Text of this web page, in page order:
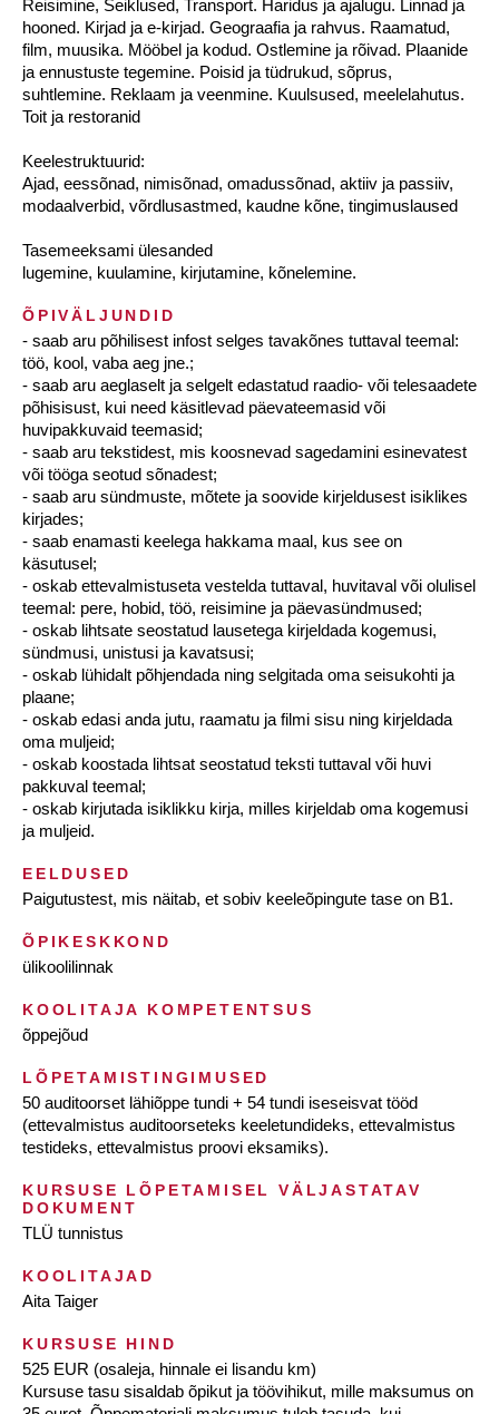
Reisimine, Seiklused, Transport. Haridus ja ajalugu. Linnad ja
hooned. Kirjad ja e-kirjad. Geograafia ja rahvus. Raamatud,
film, muusika. Mööbel ja kodud. Ostlemine ja rõivad. Plaanide
ja ennustuste tegemine. Poisid ja tüdrukud, sõprus,
suhtlemine. Reklaam ja veenmine. Kuulsused, meelelahutus.
Toit ja restoranid
Keelestruktuurid:
Ajad, eessõnad, nimisõnad, omadussõnad, aktiiv ja passiiv,
modaalverbid, võrdlusastmed, kaudne kõne, tingimuslaused
Tasemeeksami ülesanded
lugemine, kuulamine, kirjutamine, kõnelemine.
ÕPIVÄLJUNDID
- saab aru põhilisest infost selges tavakõnes tuttaval teemal:
töö, kool, vaba aeg jne.;
- saab aru aeglaselt ja selgelt edastatud raadio- või telesaadete
põhisisust, kui need käsitlevad päevateemasid või
huvipakkuvaid teemasid;
- saab aru tekstidest, mis koosnevad sagedamini esinevatest
või tööga seotud sõnadest;
- saab aru sündmuste, mõtete ja soovide kirjeldusest isiklikes
kirjades;
- saab enamasti keelega hakkama maal, kus see on
käsutusel;
- oskab ettevalmistuseta vestelda tuttaval, huvitaval või olulisel
teemal: pere, hobid, töö, reisimine ja päevasündmused;
- oskab lihtsate seostatud lausetega kirjeldada kogemusi,
sündmusi, unistusi ja kavatsusi;
- oskab lühidalt põhjendada ning selgitada oma seisukohti ja
plaane;
- oskab edasi anda jutu, raamatu ja filmi sisu ning kirjeldada
oma muljeid;
- oskab koostada lihtsat seostatud teksti tuttaval või huvi
pakkuval teemal;
- oskab kirjutada isiklikku kirja, milles kirjeldab oma kogemusi
ja muljeid.
EELDUSED
Paigutustest, mis näitab, et sobiv keeleõpingute tase on B1.
ÕPIKESKKOND
ülikoolilinnak
KOOLITAJA KOMPETENTSUS
õppejõud
LÕPETAMISTINGIMUSED
50 auditoorset lähiõppe tundi + 54 tundi iseseisvat tööd
(ettevalmistus auditoorseteks keeletundideks, ettevalmistus
testideks, ettevalmistus proovi eksamiks).
KURSUSE LÕPETAMISEL VÄLJASTATAV
DOKUMENT
TLÜ tunnistus
KOOLITAJAD
Aita Taiger
KURSUSE HIND
525 EUR (osaleja, hinnale ei lisandu km)
Kursuse tasu sisaldab õpikut ja töövihikut, mille maksumus on